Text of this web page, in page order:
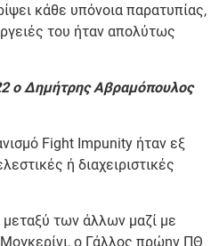
κάθε υπόνοια παρατυπίας,
του ήταν απολύτως
ο Δημήτρης Αβραμόπουλος
Fight Impunity ήταν εξ
ή διαχειριστικές
των άλλων μαζί με
ο Γάλλος πρώην ΠΘ